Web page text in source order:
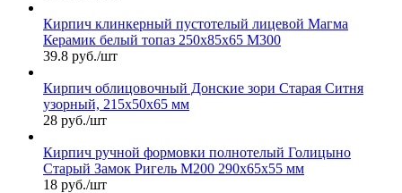
Кирпич клинкерный пустотелый лицевой Магма
Керамик белый топаз 250х85х65 М300
39.8 руб./шт
Кирпич облицовочный Донские зори Старая Ситня
узорный, 215х50х65 мм
28 руб./шт
Кирпич ручной формовки полнотелый Голицыно
Старый Замок Ригель М200 290х65х55 мм
18 руб./шт